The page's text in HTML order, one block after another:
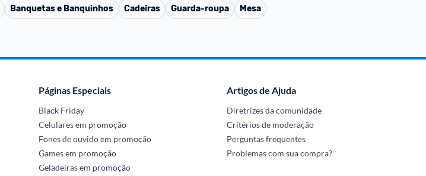
Banquetas e Banquinhos Cadeiras Guarda-roupa Mesa
Páginas Especiais
Black Friday
Celulares em promoção
Fones de ouvido em promoção
Games em promoção
Geladeiras em promoção
Artigos de Ajuda
Diretrizes da comunidade
Critérios de moderação
Perguntas frequentes
Problemas com sua compra?